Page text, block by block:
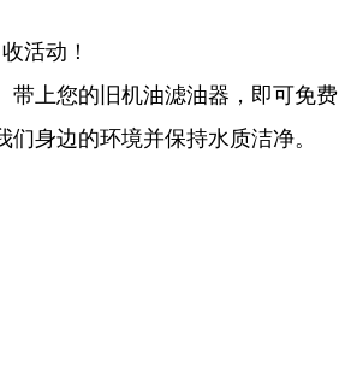
活动！
带上您的旧机油滤油器，即可免费
身边的环境并保持水质洁净。